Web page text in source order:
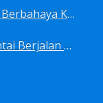
Sertifikasi Alat Angkutan Bahan Berbahaya KEMNAKER
Sertifikasi Ban Berjalan Dan Rantai Berjalan KEMNAKER